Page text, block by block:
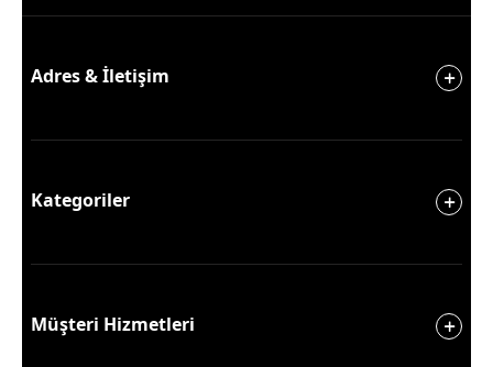
Adres & İletişim
Kategoriler
Müşteri Hizmetleri